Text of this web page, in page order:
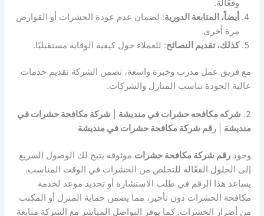
وفعّالة.
أيضاً، المتابعة الدورية: لضمان عدم عودة الحشرات أو القوارض
مرة أخرى.
كذلك، تقديم النصائح: للعملاء حول كيفية الوقاية مستقبليًا.
مع فريق عمل مدرب وخبرة واسعة، تضمن الشركة تقديم خدمات
عالية الجودة تناسب المنازل والشركات.
2. شركه مكافحه حشرات في منديشة
شركة مكافحة حشرات في
منديشة | رقم شركة مكافحة حشرات في منديشة
وجودرقم شركة مكافحة حشرات موثوقة يتيح لك الوصول السريع
إلى الحلول الفعّالة للتخلص من الحشرات في الوقت المناسب.
يساعد هذا الرقم في طلب الاستشارة أو تحديد موعد لخدمة
مكافحة الحشرات دون تأخير، مما يضمن حماية المنزل أو المكتب
من أضرار الحشرات. كما يوفر التواصل المباشر مع الشركة متابعة